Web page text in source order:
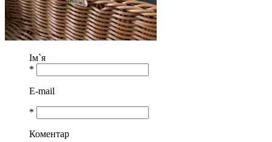
Ім`я
*
E-mail
*
Коментар